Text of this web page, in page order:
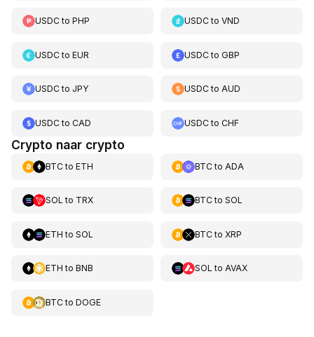
USDCto PHP USDCtoVND
USDCto EUR USDCtoGBP
USDCto JPY USDCtoAUD
USDCto CAD USDCtoCHF
Crypto naar crypto
BTCto ETH BTCto ADA
SOL to TRX BTCto SOL
ETH to SOL BTCto XRP
ETH to BNB SOL to AVAX
BTCto DOGE